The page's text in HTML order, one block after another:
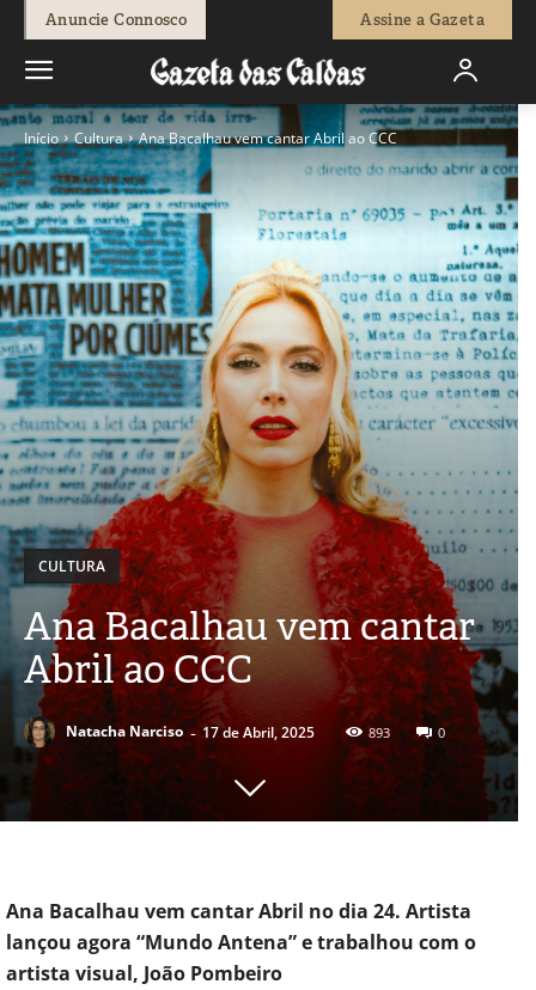
Anuncie Connosco Assine a Gazeta
Início Cultura Ana Bacalhau vem cantar Abril ao CCC
CULTURA
Ana Bacalhau vem cantar
Abril ao CCC
Natacha Narciso - 17 de Abril, 2025 893 0
Ana Bacalhau vem cantar Abril no dia 24. Artista
lançou agora “Mundo Antena” e trabalhou com o
artista visual, João Pombeiro